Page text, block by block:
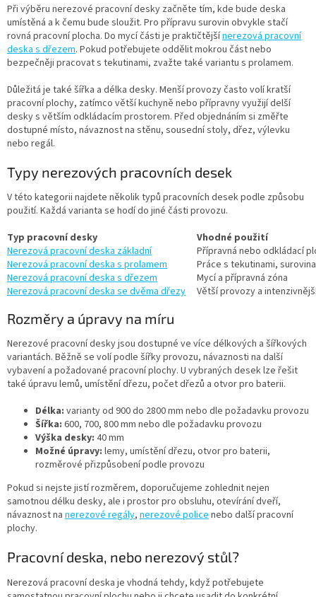
Při výběru nerezové pracovní desky začněte tím, kde bude deska
umístěná a k čemu bude sloužit. Pro přípravu surovin obvykle stačí
rovná pracovní plocha. Do mycí části je praktičtějšínerezová pracovní
deska s dřezem. Pokud potřebujete oddělit mokrou část nebo
bezpečněji pracovat s tekutinami, zvažte také variantu s prolamem.
Důležitá je také šířka a délka desky. Menší provozy často volí kratší
pracovní plochy, zatímco větší kuchyně nebo přípravny využijí delší
desky s větším odkládacím prostorem. Před objednáním si změřte
dostupné místo, návaznost na stěnu, sousední stoly, dřez, výlevku
nebo regál.
Typy nerezových pracovních desek
V této kategorii najdete několik typů pracovních desek podle způsobu
použití. Každá varianta se hodí do jiné části provozu.
Typ pracovní desky
Vhodné použití
Nerezová pracovní deska základní
Přípravná nebo odkládací
Nerezová pracovní deska s prolamem
Práce s tekutinami,
Nerezová pracovní deska s dřezem
Mycí a přípravná zóna
Nerezová pracovní deska se dvěma dřezy
Větší provozy a
Rozměry a úpravy na míru
Nerezové pracovní desky jsou dostupné ve více délkových a šířkových
variantách. Běžně se volí podle šířky provozu, návaznosti na další
vybavení a požadované pracovní plochy. U vybraných desek lze řešit
také úpravu lemů, umístění dřezu, počet dřezů a otvor pro baterii.
Délka: varianty od 900 do 2800 mm nebo dle požadavku provozu
Šířka: 600, 700, 800 mm nebo dle požadavku provozu
Výška desky: 40 mm
Možné úpravy: lemy, umístění dřezu, otvor pro baterii,
rozměrové přizpůsobení podle provozu
Pokud si nejste jistí rozměrem, doporučujeme zohlednit nejen
samotnou délku desky, ale i prostor pro obsluhu, otevírání dveří,
návaznost na nerezové regály, nerezové policenebo další pracovní
plochy.
Pracovní deska, nebo nerezový stůl?
Nerezová pracovní deska je vhodná tehdy, když potřebujete